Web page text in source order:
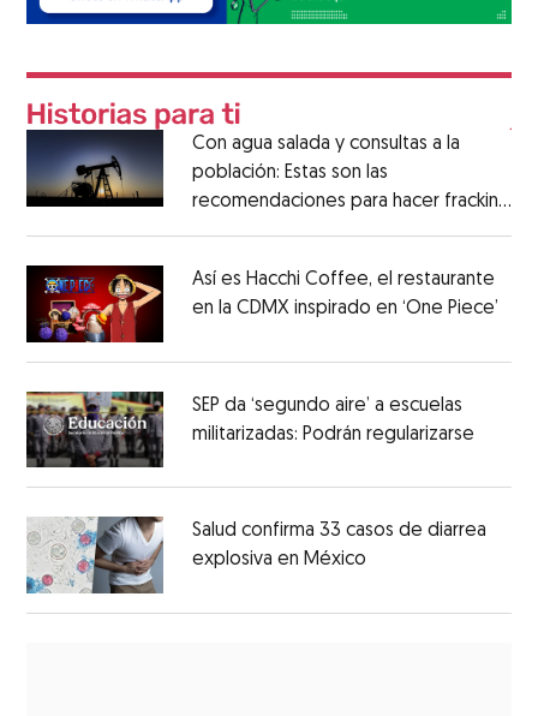
Con agua salada y consultas a la
población: Estas son las
recomendaciones para hacer fracking
en México
Así es Hacchi Coffee, el restaurante
en la CDMX inspirado en ‘One Piece’
SEP da ‘segundo aire’ a escuelas
militarizadas: Podrán regularizarse
Salud confirma 33 casos de diarrea
explosiva en México